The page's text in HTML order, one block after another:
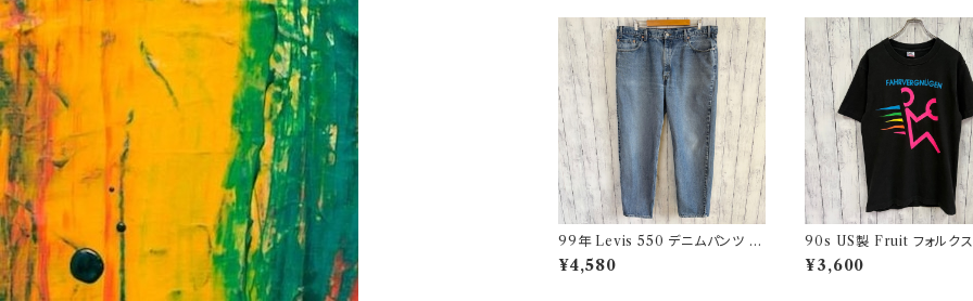
99年 Levis 550 デニムパンツ ワ
イドデニム リーバイス ヴィンテー
ジ 21
¥4,580
90s US製 Fruit フォルク
ゲン シングルステッチTシ
ンテージTシャツ アド 企業
¥3,600